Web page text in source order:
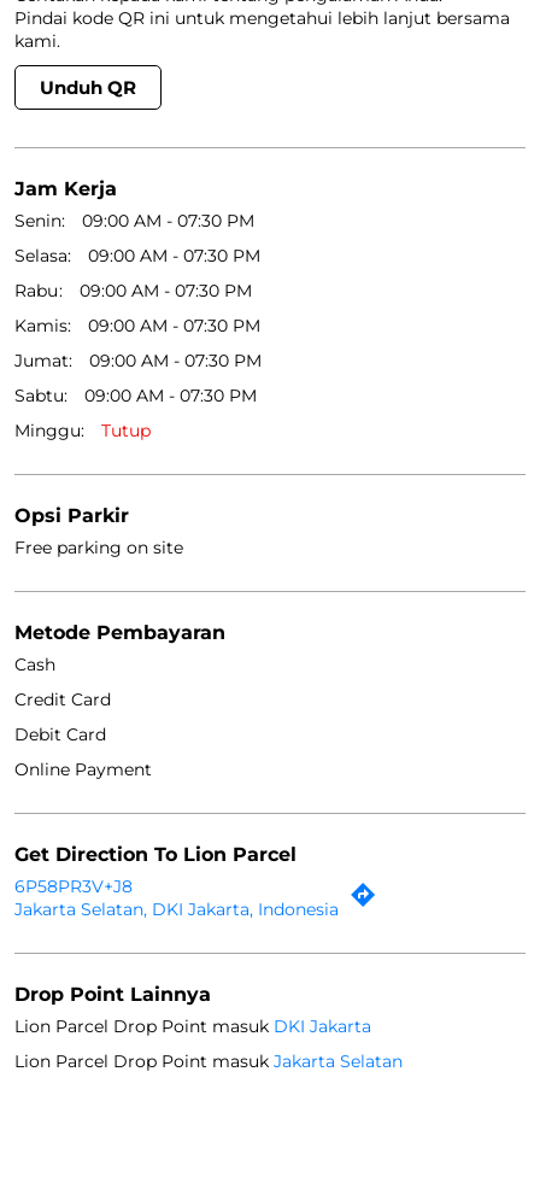
Pindai kode QR ini untuk mengetahui lebih lanjut bersama
kami.
Unduh QR
Jam Kerja
Senin
09:00 AM - 07:30 PM
Selasa
09:00 AM - 07:30 PM
Rabu
09:00 AM - 07:30 PM
Kamis
09:00 AM - 07:30 PM
Jumat
09:00 AM - 07:30 PM
Sabtu
09:00 AM - 07:30 PM
Minggu
Tutup
Opsi Parkir
Free parking on site
Metode Pembayaran
Cash
Credit Card
Debit Card
Online Payment
Get Direction To Lion Parcel
6P58PR3V+J8
Jakarta Selatan, DKI Jakarta, Indonesia
Drop Point Lainnya
Lion Parcel Drop Point masuk DKI Jakarta
Lion Parcel Drop Point masuk Jakarta Selatan